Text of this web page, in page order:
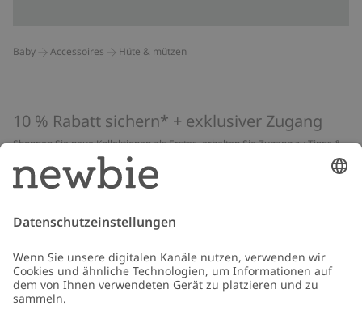
Baby Accessoires Hüte & mützen
10 % Rabatt sichern* + exklusiver Zugang
Shoppen Sie neue Kollektionen als Erstes, erhalten Sie Zugang zu Tipps &
Guides und profitieren Sie von exklusiven Angeboten
*Gilt nur für deine erste Bestellung und ist nicht mit anderen Rabatten
oder Angeboten kombinierbar. Gilt nicht für limitierte Artikel. Lies unsere
Schicken